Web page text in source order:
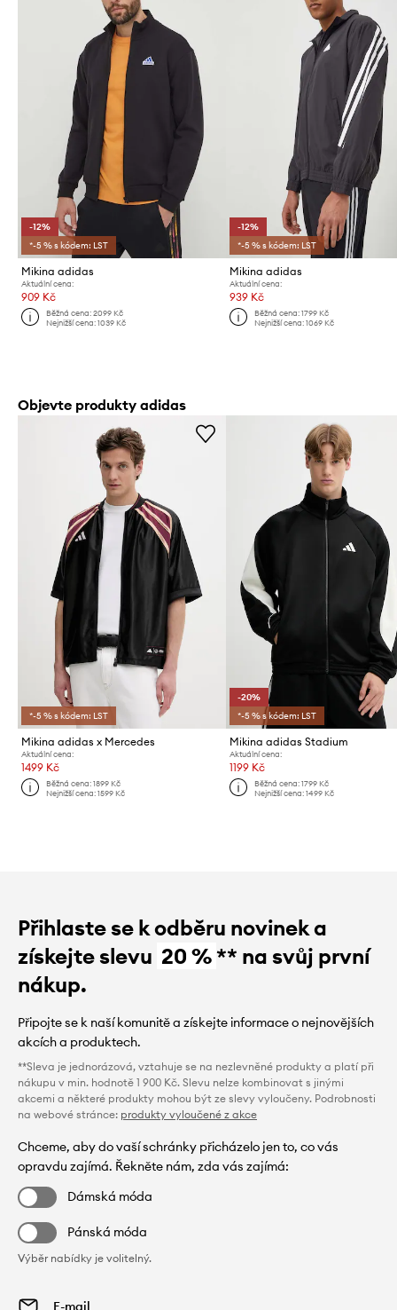
-12%
*-5 % s kódem: LST
Mikina adidas
Aktuální cena:
909 Kč
Běžná cena:2099 Kč
Nejnižší cena:1039 Kč
-12%
*-5 % s kódem: LST
Mikina adidas
Aktuální cena:
939 Kč
Běžná cena: 1799 Kč
Nejnižší cena: 1069 Kč
Objevte produkty adidas
*-5 % s kódem: LST
Mikina adidas x Mercedes
Aktuální cena:
1499 Kč
Běžná cena:1899 Kč
Nejnižší cena:1599 Kč
-20%
*-5 % s kódem: LST
Mikina adidas Stadium
Aktuální cena:
1199 Kč
Běžná cena: 1799 Kč
Nejnižší cena: 1499 Kč
Přihlaste se k odběru novinek a
získejte slevu 20 %** na svůj první
nákup.
Připojte se k naší komunitě a získejte informace o nejnovějších
akcích a produktech.
**Sleva je jednorázová, vztahuje se na nezlevněné produkty a platí při
nákupu v min. hodnotě 1 900 Kč. Slevu nelze kombinovat s jinými
akcemi a některé produkty mohou být ze slevy vyloučeny. Podrobnosti
na webové stránce: produkty vyloučené z akce
Chceme, aby do vaší schránky přicházelo jen to, co vás
opravdu zajímá. Řekněte nám, zda vás zajímá:
Dámská móda
Pánská móda
Výběr nabídky je volitelný.